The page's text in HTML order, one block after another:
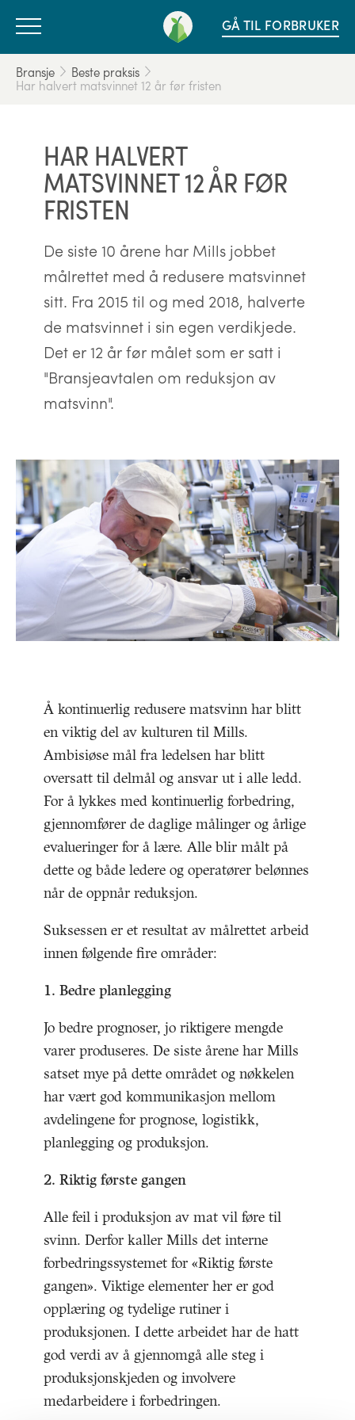
GÅ TIL FORBRUKER
Bransje Beste praksis
Har halvert matsvinnet 12 år før fristen
HAR HALVERT
MATSVINNET 12 ÅR FØR
FRISTEN
De siste 10 årene har Mills jobbet
målrettet med å redusere matsvinnet
sitt. Fra 2015 til og med 2018, halverte
de matsvinnet i sin egen verdikjede.
Det er 12 år før målet som er satt i
"Bransjeavtalen om reduksjon av
matsvinn".
Å kontinuerlig redusere matsvinn har blitt
en viktig del av kulturen til Mills.
Ambisiøse mål fra ledelsen har blitt
oversatt til delmål og ansvar ut i alle ledd.
For å lykkes med kontinuerlig forbedring,
gjennomfører de daglige målinger og årlige
evalueringer for å lære. Alle blir målt på
dette og både ledere og operatører belønnes
når de oppnår reduksjon.
Suksessen er et resultat av målrettet arbeid
innen følgende fire områder:
1. Bedre planlegging
Jo bedre prognoser, jo riktigere mengde
varer produseres. De siste årene har Mills
satset mye på dette området og nøkkelen
har vært god kommunikasjon mellom
avdelingene for prognose, logistikk,
planlegging og produksjon.
2. Riktig første gangen
Alle feil i produksjon av mat vil føre til
svinn. Derfor kaller Mills det interne
forbedringssystemet for «Riktig første
gangen». Viktige elementer her er god
opplæring og tydelige rutiner i
produksjonen. I dette arbeidet har de hatt
god verdi av å gjennomgå alle steg i
produksjonskjeden og involvere
medarbeidere i forbedringen.